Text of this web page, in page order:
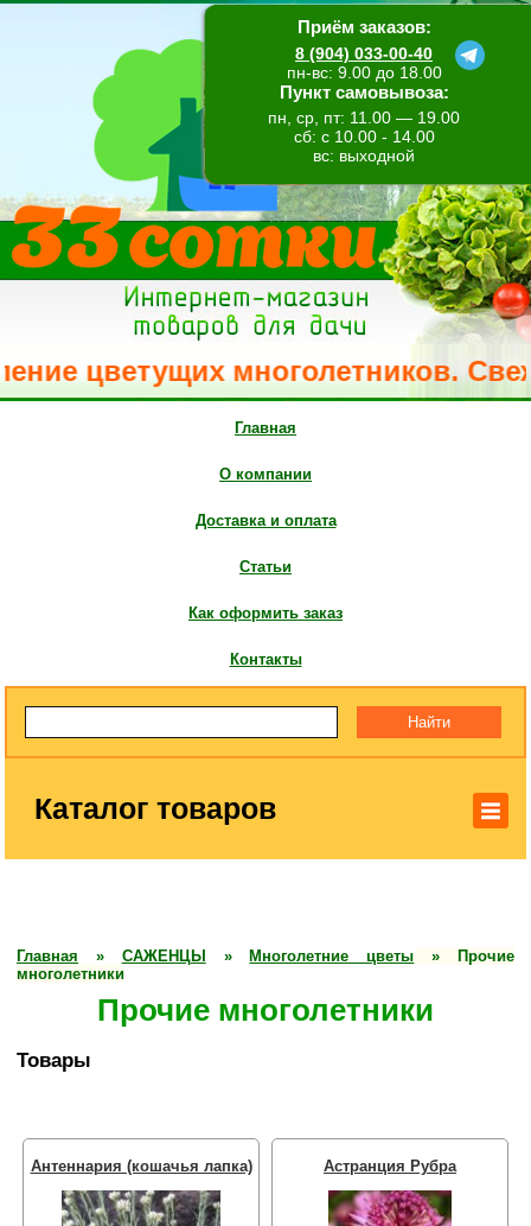
Приём заказов:
8 (904) 033-00-40
пн-вс: 9.00 до 18.00
Пункт самовывоза:
пн, ср, пт: 11.00 — 19.00
сб: с 10.00 - 14.00
вс: выходной
цветущих многолетников.
Главная
О компании
Доставка и оплата
Статьи
Как оформить заказ
Контакты
Каталог товаров
Главная » САЖЕНЦЫ » Многолетние цветы »
Прочие
многолетники
Прочие многолетники
Товары
Антеннария (кошачья лапка) Астранция Рубра